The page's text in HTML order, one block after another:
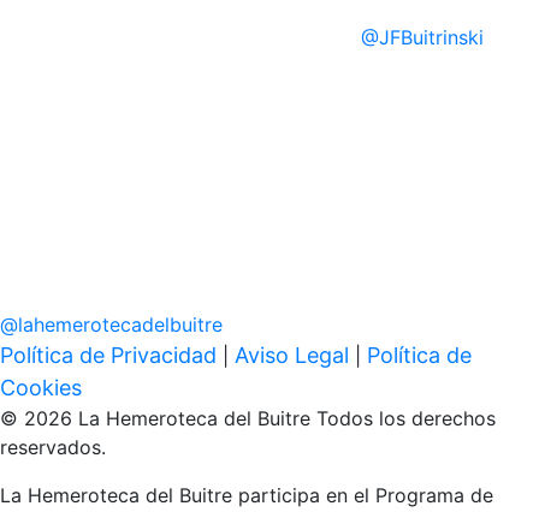
@JFBuitrinski
@lahemerotecadelbuitre
Política de Privacidad Aviso Legal
Política de
Cookies
© 2026 La Hemeroteca del Buitre Todos los derechos
reservados.
La Hemeroteca del Buitre participa en el Programa de